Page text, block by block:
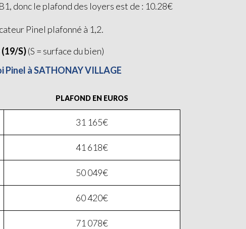
donc le plafond des loyers est de : 10.28€
Pinel plafonné à 1,2.
S)(S = surface du bien)
à SATHONAY VILLAGE
PLAFOND EN EUROS
31 165€
41 618€
50 049€
60 420€
71 078€